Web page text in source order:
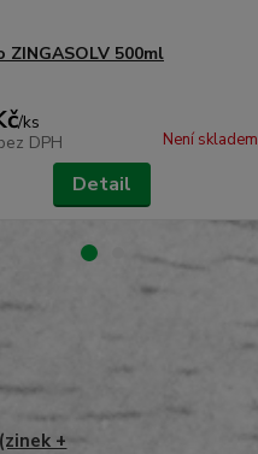
ZINGASOLV 500ml
/ks
DPH Není skladem
Detail
+